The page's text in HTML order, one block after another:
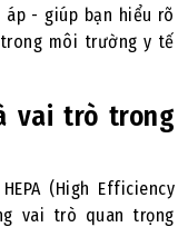
- giúp bạn hiểu rõ
trong môi trường y tế
vai trò trong
(High Efficiency
vai trò quan trọng